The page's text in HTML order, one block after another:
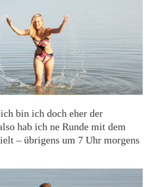
bin ich doch eher der
hab ich ne Runde mit dem
– übrigens um 7 Uhr morgens